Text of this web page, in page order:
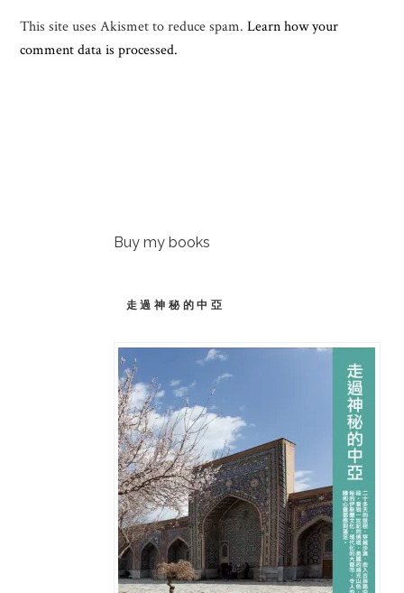
This site uses Akismet to reduce spam.Learn how your
comment data is processed.
Buy my books
走過神秘的中亞